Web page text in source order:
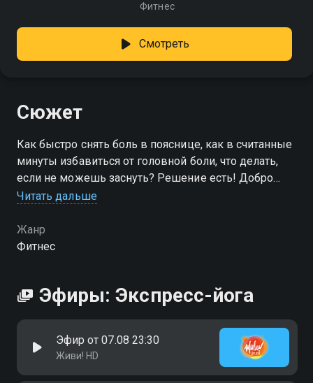
Фитнес
Смотреть
Сюжет
Как быстро снять боль в пояснице, как в считанные
минуты избавиться от головной боли, что делать,
если не можешь заснуть? Решение есть! Добро
пожаловать на курс "Экспресс-йога" доктора и
Читать дальше
Жанр
Фитнес
Эфиры: Экспресс-йога
Эфир от 07.08 23:30
Живи! HD